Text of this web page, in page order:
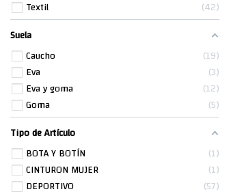
Textil
42
Suela
Caucho
19
Eva
3
Eva y goma
12
Goma
5
Tipo de Artículo
BOTA Y BOTÍN
1
CINTURON MUJER
1
DEPORTIVO
57